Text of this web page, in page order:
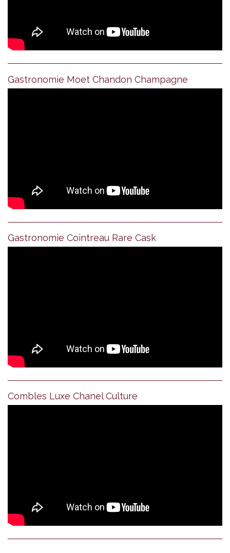
Gastronomie Moet Chandon Champagne
Gastronomie Cointreau Rare Cask
Combles Luxe Chanel Culture